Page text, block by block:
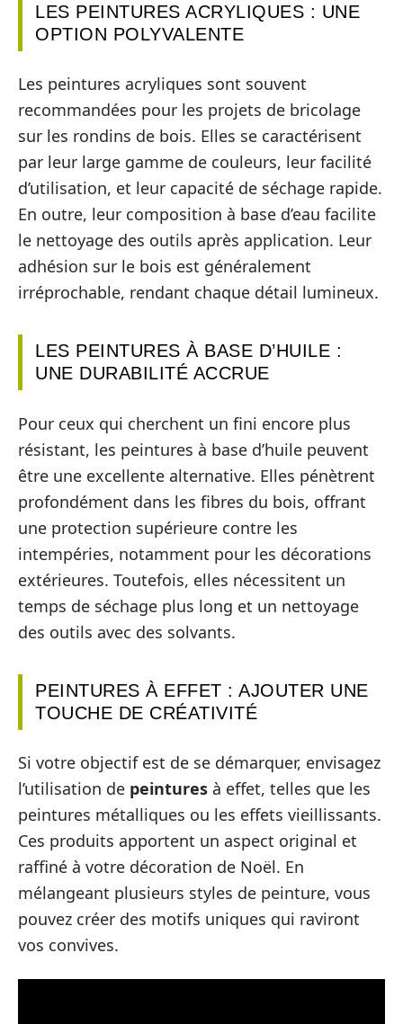
LES PEINTURES ACRYLIQUES : UNE
OPTION POLYVALENTE
Les peintures acryliques sont souvent
recommandées pour les projets de bricolage
sur les rondins de bois. Elles se caractérisent
par leur large gamme de couleurs, leur facilité
d’utilisation, et leur capacité de séchage rapide.
En outre, leur composition à base d’eau facilite
le nettoyage des outils après application. Leur
adhésion sur le bois est généralement
irréprochable, rendant chaque détail lumineux.
LES PEINTURES À BASE D’HUILE :
UNE DURABILITÉ ACCRUE
Pour ceux qui cherchent un fini encore plus
résistant, les peintures à base d’huile peuvent
être une excellente alternative. Elles pénètrent
profondément dans les fibres du bois, offrant
une protection supérieure contre les
intempéries, notamment pour les décorations
extérieures. Toutefois, elles nécessitent un
temps de séchage plus long et un nettoyage
des outils avec des solvants.
PEINTURES À EFFET : AJOUTER UNE
TOUCHE DE CRÉATIVITÉ
Si votre objectif est de se démarquer, envisagez
l’utilisation de peintures à effet, telles que les
peintures métalliques ou les effets vieillissants.
Ces produits apportent un aspect original et
raffiné à votre décoration de Noël. En
mélangeant plusieurs styles de peinture, vous
pouvez créer des motifs uniques qui raviront
vos convives.